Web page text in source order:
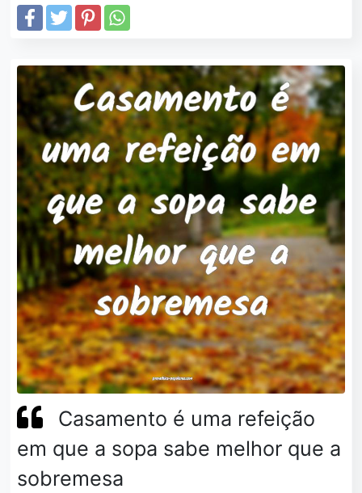
Casamento é uma refeição
em que a sopa sabe melhor que a
sobremesa